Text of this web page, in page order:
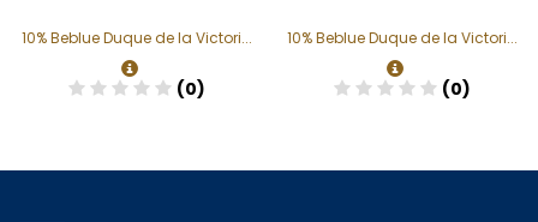
10% Beblue Duque de la Victori...
(0)
10% Beblue Duque de la Victori...
(0)